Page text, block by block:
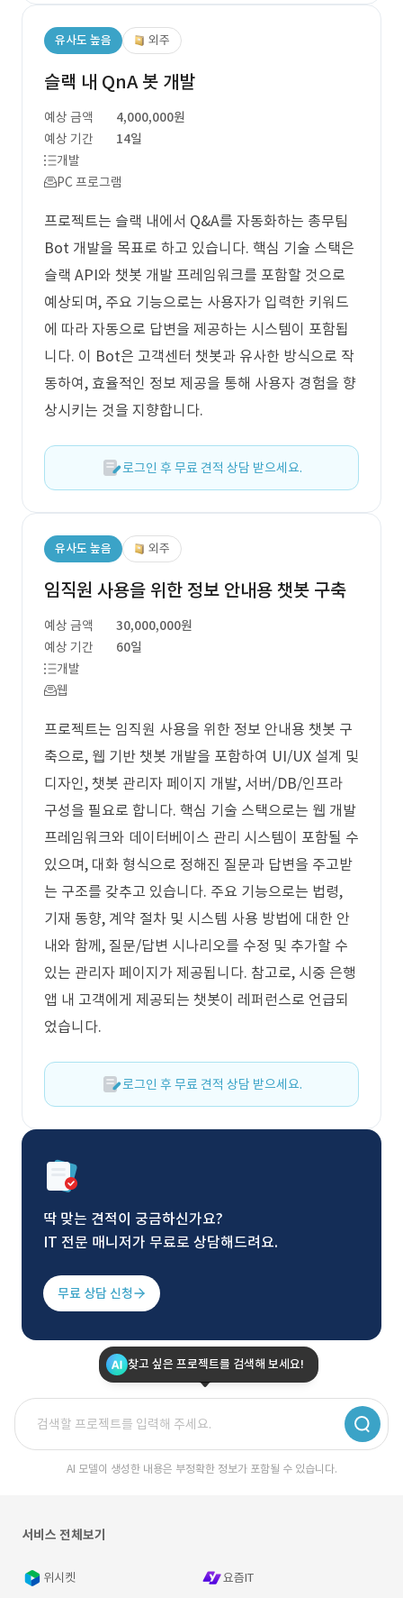
유사도 높음 외주
슬랙 내 QnA 봇 개발
예상 금액
4,000,000원
예상 기간
14일
개발
PC 프로그램
프로젝트는 슬랙 내에서 Q&A를 자동화하는 총무팀
Bot 개발을 목표로 하고 있습니다. 핵심 기술 스택은
슬랙 API와 챗봇 개발 프레임워크를 포함할 것으로
예상되며, 주요 기능으로는 사용자가 입력한 키워드
에 따라 자동으로 답변을 제공하는 시스템이 포함됩
니다. 이 Bot은 고객센터 챗봇과 유사한 방식으로 작
동하여, 효율적인 정보 제공을 통해 사용자 경험을 향
상시키는 것을 지향합니다.
로그인 후 무료 견적 상담 받으세요.
유사도 높음 외주
임직원 사용을 위한 정보 안내용 챗봇 구축
예상 금액
30,000,000원
예상 기간
60일
개발
웹
프로젝트는 임직원 사용을 위한 정보 안내용 챗봇 구
축으로, 웹 기반 챗봇 개발을 포함하여 UI/UX 설계 및
디자인, 챗봇 관리자 페이지 개발, 서버/DB/인프라
구성을 필요로 합니다. 핵심 기술 스택으로는 웹 개발
프레임워크와 데이터베이스 관리 시스템이 포함될 수
있으며, 대화 형식으로 정해진 질문과 답변을 주고받
는 구조를 갖추고 있습니다. 주요 기능으로는 법령,
기재 동향, 계약 절차 및 시스템 사용 방법에 대한 안
내와 함께, 질문/답변 시나리오를 수정 및 추가할 수
있는 관리자 페이지가 제공됩니다. 참고로, 시중 은행
앱 내 고객에게 제공되는 챗봇이 레퍼런스로 언급되
었습니다.
로그인 후 무료 견적 상담 받으세요.
딱 맞는 견적이 궁금하신가요?
IT 전문 매니저가 무료로 상담해드려요.
무료 상담 신청
찾고 싶은 프로젝트를 검색해 보세요!
AI 모델이 생성한 내용은 부정확한 정보가 포함될 수 있습니다.
서비스 전체보기
위시켓 요즘IT